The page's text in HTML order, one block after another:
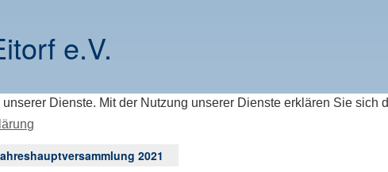
e.V.
Dienste. Mit der Nutzung unserer Dienste erklären Sie sich
2021